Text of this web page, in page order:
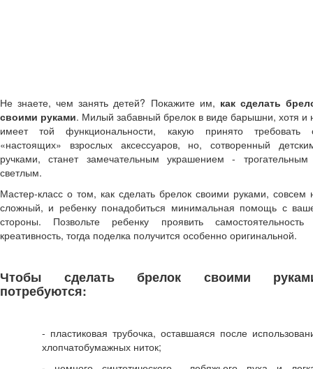
8 Марта
9 Мая - День Победы
Спортивные праздники
День рождения
Последний звонок, Выпускной вечер
Конспекты уроков в школе
Биология
ИЗО, технология, труд
Литература
Работа с родителями
Спорт, туризм
Не знаете, чем занять детей? Покажите им, как сделать
своими руками. Милый забавный брелок в виде барышни, хотя и
имеет той функциональности, какую принято требовать
«настоящих» взрослых аксессуаров, но, сотворенный
ручками, станет замечательным украшением -
светлым.
Мастер-класс о том, как сделать брелок своими руками, совсем
сложный, и ребенку понадобиться минимальная помощь с
стороны. Позвольте ребенку проявить
креативность, тогда поделка получится особенно оригинальной.
Чтобы сделать брелок своими
потребуются:
- пластиковая трубочка, оставшаяся после
хлопчатобумажных ниток;